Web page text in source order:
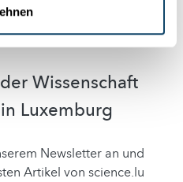
Wissenschaft
Luxemburg
Newsletter an und
Artikel von science.lu